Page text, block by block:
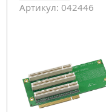
Артикул: 042446